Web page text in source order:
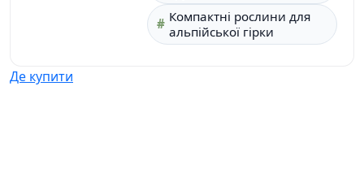
Компактні рослини для
альпійської гірки
Де купити